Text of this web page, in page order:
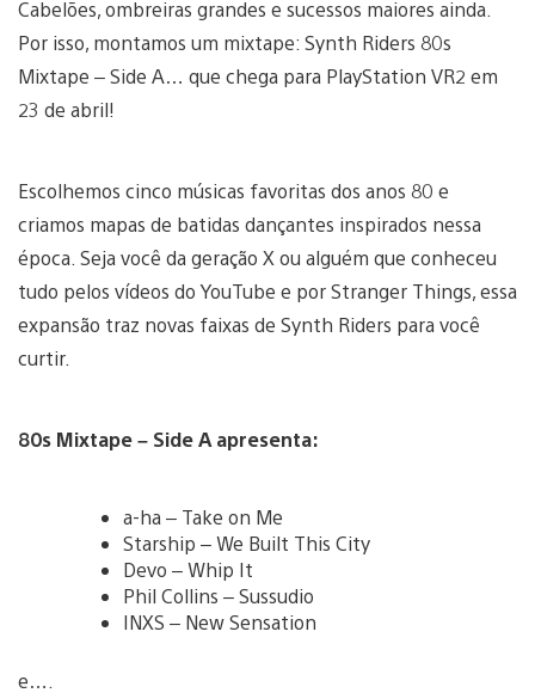
Cabelões, ombreiras grandes e sucessos maiores ainda.
Por isso, montamos um mixtape: Synth Riders 80s
Mixtape – Side A… que chega para PlayStation VR2 em
23 de abril!
Escolhemos cinco músicas favoritas dos anos 80 e
criamos mapas de batidas dançantes inspirados nessa
época. Seja você da geração X ou alguém que conheceu
tudo pelos vídeos do YouTube e por Stranger Things, essa
expansão traz novas faixas de Synth Riders para você
curtir.
80s Mixtape – Side A apresenta:
a-ha – Take on Me
Starship – We Built This City
Devo – Whip It
Phil Collins – Sussudio
INXS – New Sensation
e….